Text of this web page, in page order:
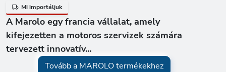
Mi importáljuk
A Marolo egy francia vállalat, amely
kifejezetten a motoros szervizek számára
tervezett innovatív...
Tovább a MAROLO termékekhez